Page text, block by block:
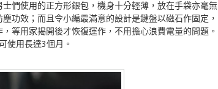
們使用的正方形銀包，機身十分輕薄，放在手袋亦毫無
功效；而且令小編最滿意的設計是鍵盤以磁石作固定，
等用家揭開後才恢復運作，不用擔心浪費電量的問題。
使用長達3個月。